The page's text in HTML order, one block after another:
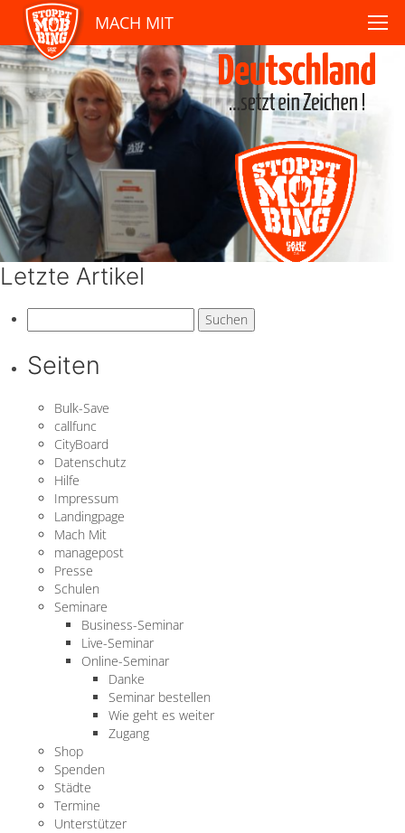
MACH MIT
Letzte Artikel
nach:
Seiten
Bulk-Save
callfunc
CityBoard
Datenschutz
Hilfe
Impressum
Landingpage
Mach Mit
managepost
Presse
Schulen
Seminare
Business-Seminar
Live-Seminar
Online-Seminar
Danke
Seminar bestellen
Wie geht es weiter
Zugang
Shop
Spenden
Städte
Termine
Unterstützer